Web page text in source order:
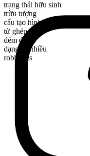
trạng thái hữu sinh
trừu tượng
cấu tạo hình thái
từ ghép
đếm được
dạng số nhiều
robberies